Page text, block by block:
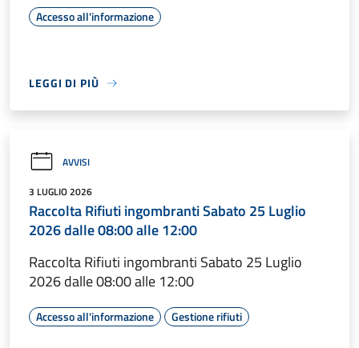
Accesso all'informazione
LEGGI DI PIÙ
AVVISI
3 LUGLIO 2026
Raccolta Rifiuti ingombranti Sabato 25 Luglio
2026 dalle 08:00 alle 12:00
Raccolta Rifiuti ingombranti Sabato 25 Luglio
2026 dalle 08:00 alle 12:00
Accesso all'informazione Gestione rifiuti